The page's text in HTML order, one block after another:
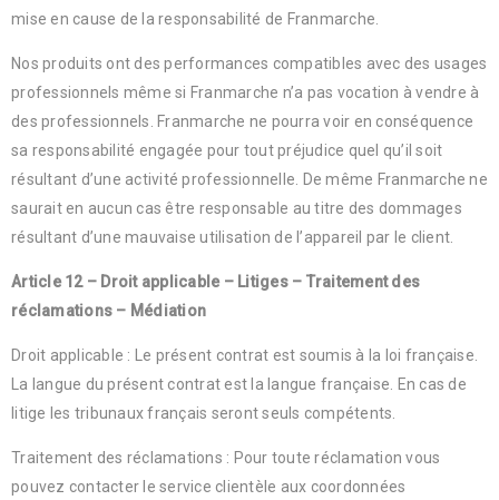
mise en cause de la responsabilité de Franmarche.
Nos produits ont des performances compatibles avec des usages
professionnels même si Franmarche n’a pas vocation à vendre à
des professionnels. Franmarche ne pourra voir en conséquence
sa responsabilité engagée pour tout préjudice quel qu’il soit
résultant d’une activité professionnelle. De même Franmarche ne
saurait en aucun cas être responsable au titre des dommages
résultant d’une mauvaise utilisation de l’appareil par le client.
Article 12 – Droit applicable – Litiges – Traitement des
réclamations – Médiation
Droit applicable : Le présent contrat est soumis à la loi française.
La langue du présent contrat est la langue française. En cas de
litige les tribunaux français seront seuls compétents.
Traitement des réclamations : Pour toute réclamation vous
pouvez contacter le service clientèle aux coordonnées